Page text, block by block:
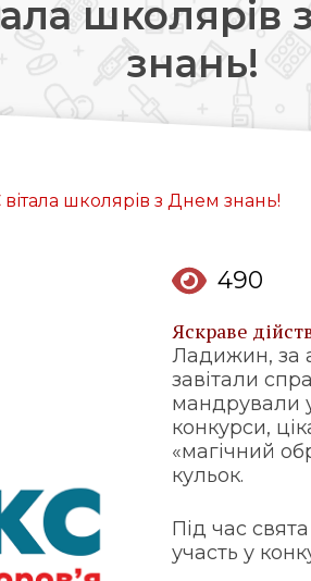
Довідкова аптек:
0 (800) 35-30-30
Слідкуй за нами:
школярів
знань!
школярів з Днем знань!
490
Яскраве
Ладижин, за
завітали
мандрували
конкурси,
«магічний
кульок.
Під час
участь у